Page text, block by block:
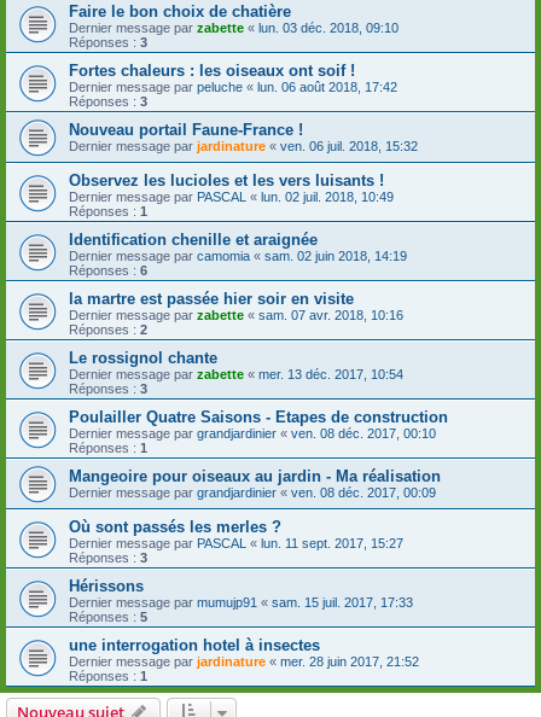
Faire le bon choix de chatière
Dernier message par zabette « lun. 03 déc. 2018, 09:10
Réponses : 3
Fortes chaleurs : les oiseaux ont soif !
Dernier message par peluche « lun. 06 août 2018, 17:42
Réponses : 3
Nouveau portail Faune-France !
Dernier message par jardinature « ven. 06 juil. 2018, 15:32
Observez les lucioles et les vers luisants !
Dernier message par PASCAL « lun. 02 juil. 2018, 10:49
Réponses : 1
Identification chenille et araignée
Dernier message par camomia « sam. 02 juin 2018, 14:19
Réponses : 6
la martre est passée hier soir en visite
Dernier message par zabette « sam. 07 avr. 2018, 10:16
Réponses : 2
Le rossignol chante
Dernier message par zabette « mer. 13 déc. 2017, 10:54
Réponses : 3
Poulailler Quatre Saisons - Etapes de construction
Dernier message par grandjardinier « ven. 08 déc. 2017, 00:10
Réponses : 1
Mangeoire pour oiseaux au jardin - Ma réalisation
Dernier message par grandjardinier « ven. 08 déc. 2017, 00:09
Où sont passés les merles ?
Dernier message par PASCAL « lun. 11 sept. 2017, 15:27
Réponses : 3
Hérissons
Dernier message par mumujp91 « sam. 15 juil. 2017, 17:33
Réponses : 5
une interrogation hotel à insectes
Dernier message par jardinature « mer. 28 juin 2017, 21:52
Réponses : 1
Nouveau sujet